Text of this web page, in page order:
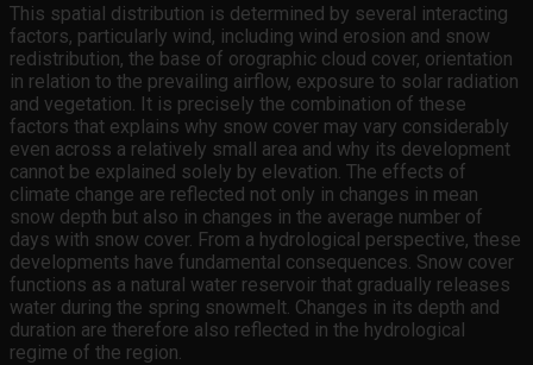
This spatial distribution is determined by several interacting
factors, particularly wind, including wind erosion and snow
redistribution, the base of orographic cloud cover, orientation
in relation to the prevailing airflow, exposure to solar radiation
and vegetation. It is precisely the combination of these
factors that explains why snow cover may vary considerably
even across a relatively small area and why its development
cannot be explained solely by elevation. The effects of
climate change are reflected not only in changes in mean
snow depth but also in changes in the average number of
days with snow cover. From a hydrological perspective, these
developments have fundamental consequences. Snow cover
functions as a natural water reservoir that gradually releases
water during the spring snowmelt. Changes in its depth and
duration are therefore also reflected in the hydrological
regime of the region.